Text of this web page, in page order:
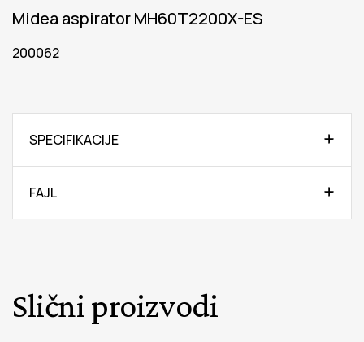
Midea aspirator MH60T2200X-ES
200062
SPECIFIKACIJE
FAJL
Slični proizvodi